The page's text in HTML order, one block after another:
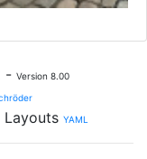
- Version 8.00
Layouts YAML